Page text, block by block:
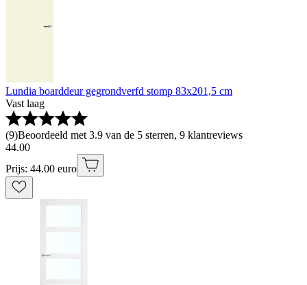
Lundia boarddeur gegrondverfd stomp 83x201,5 cm
Vast laag
(9)Beoordeeld met 3.9 van de 5 sterren, 9 klantreviews
44.00
Prijs: 44.00 euro